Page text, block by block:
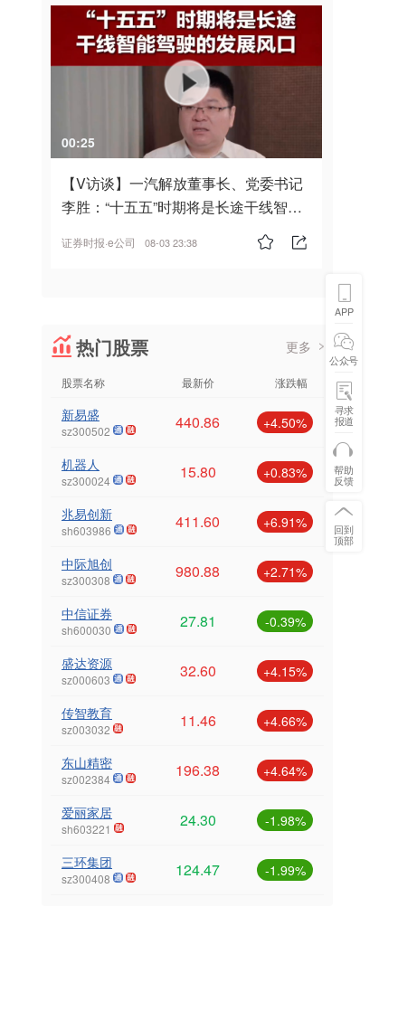
00:25
【V访谈】一汽解放董事长、党委书记
李胜：“十五五”时期将是长途干线智能
证券时报·e公司 08-03 23:38
热门股票 更多
股票名称 最新价 涨跌幅
新易盛
sz300502 440.86 +4.50%
机器人
sz300024 15.80 +0.83%
兆易创新
sh603986 411.60 +6.91%
中际旭创
sz300308 980.88 +2.71%
中信证券
sh600030 27.81 -0.39%
盛达资源
sz000603 32.60 +4.15%
传智教育
sz003032 11.46 +4.66%
东山精密
sz002384 196.38 +4.64%
爱丽家居
sh603221 24.30 -1.98%
三环集团
sz300408 124.47 -1.99%
APP
公众号
寻求
报道
帮助
反馈
回到
顶部